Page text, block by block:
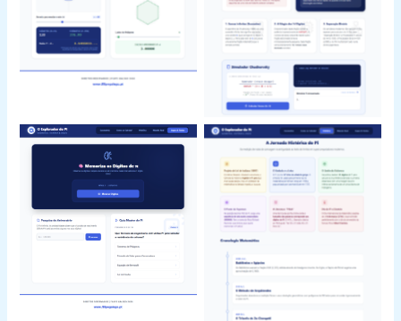
O Explorador do Pi
O Explorador do Pi
O Explorador do Pi